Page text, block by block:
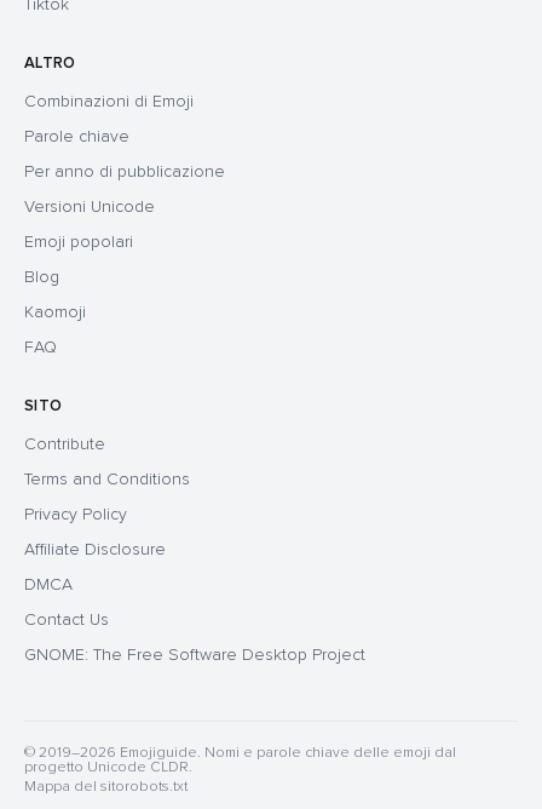
Tiktok
ALTRO
Combinazioni di Emoji
Parole chiave
Per anno di pubblicazione
Versioni Unicode
Emoji popolari
Blog
Kaomoji
FAQ
SITO
Contribute
Terms and Conditions
Privacy Policy
Affiliate Disclosure
DMCA
Contact Us
GNOME: The Free Software Desktop Project
© 2019–2026 Emojiguide. Nomi e parole chiave delle emoji dal
progetto Unicode CLDR.
Mappa del sitorobots.txt